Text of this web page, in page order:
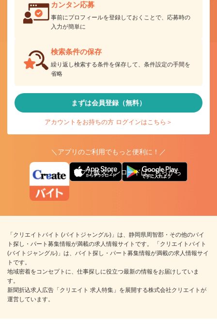
カンタン応募
事前にプロフィールを登録しておくことで、応募時の
入力が簡単に
検索条件の保存
繰り返し検索する条件を保存して、条件設定の手間を
省略
まずは会員登録（無料）
アカウントをお持ちの方 ログインはこちら＞
＼アプリのご利用でもっと便利に！／
アプリ版ダウンロードはこちらから
「クリエイトバイト (バイトジャングル)」は、静岡県周智郡・その他のバイ
ト探し・パート募集情報が満載の求人情報サイトです。 「クリエイトバイト
(バイトジャングル)」は、バイト探し・パート募集情報が満載の求人情報サイ
トです。
地域密着をコンセプトに、仕事探しに役立つ最新の情報をお届けしていま
す。
新聞折込求人広告「クリエイト 求人特集」を展開する株式会社クリエイトが
運営しています。